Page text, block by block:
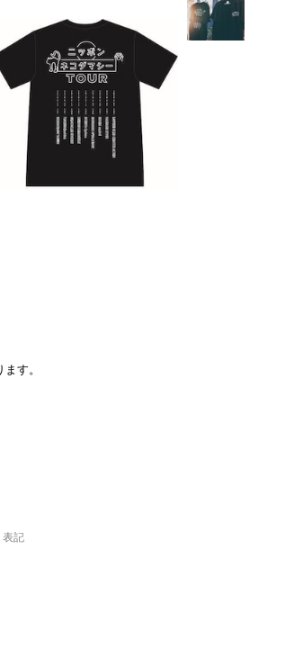
す。
表記